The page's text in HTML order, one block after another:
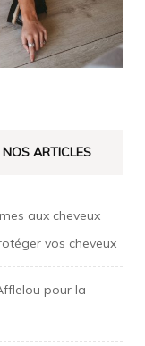
ARTICLES
aux cheveux
vos cheveux
pour la